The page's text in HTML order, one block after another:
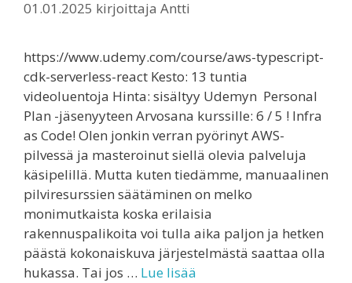
01.01.2025 kirjoittaja Antti
https://www.udemy.com/course/aws-typescript-
cdk-serverless-react Kesto: 13 tuntia
videoluentoja Hinta: sisältyy Udemyn Personal
Plan -jäsenyyteen Arvosana kurssille: 6 / 5 ! Infra
as Code! Olen jonkin verran pyörinyt AWS-
pilvessä ja masteroinut siellä olevia palveluja
käsipelillä. Mutta kuten tiedämme, manuaalinen
pilviresurssien säätäminen on melko
monimutkaista koska erilaisia
rakennuspalikoita voi tulla aika paljon ja hetken
päästä kokonaiskuva järjestelmästä saattaa olla
hukassa. Tai jos … Lue lisää